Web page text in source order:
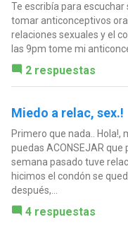
Te escribía para
tomar anticonceptivos
relaciones sexuales y el
las 9pm tome mi
2 respuestas
Miedo a relac, sex.!
Primero que nada.. Hola!,
puedas ACONSEJAR que
semana pasado tuve
hicimos el condón se
después,...
4 respuestas